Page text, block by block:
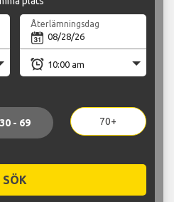
Återlämningsdag
30 - 69 70+
SÖK